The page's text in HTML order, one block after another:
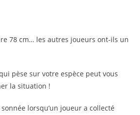
78 cm… les autres joueurs ont-ils un
pèse sur votre espèce peut vous
la situation !
lorsqu’un joueur a collecté